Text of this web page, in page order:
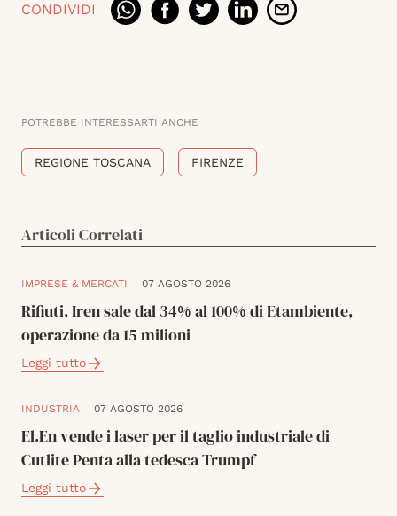
CONDIVIDI
POTREBBE INTERESSARTI ANCHE
REGIONE TOSCANA FIRENZE
Articoli Correlati
IMPRESE & MERCATI 07 AGOSTO 2026
Rifiuti, Iren sale dal 34% al 100% di Etambiente,
operazione da 15 milioni
Leggi tutto
INDUSTRIA 07 AGOSTO 2026
El.En vende i laser per il taglio industriale di
Cutlite Penta alla tedesca Trumpf
Leggi tutto